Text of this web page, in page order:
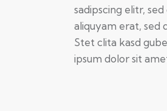
sadipscing elitr,
aliquyam erat, sed
Stet clita kasd
ipsum dolor sit